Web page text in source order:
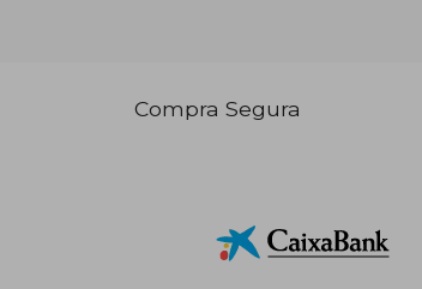
Compra Segura